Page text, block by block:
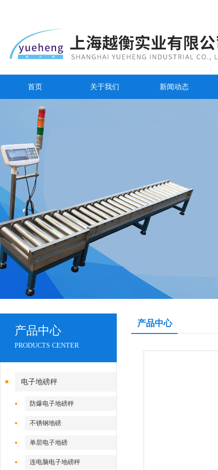
首页 关于我们 新闻动态
产品中心
PRODUCTS CENTER
电子地磅秤
防爆电子地磅秤
不锈钢地磅
单层电子地磅
连电脑电子地磅秤
产品中心